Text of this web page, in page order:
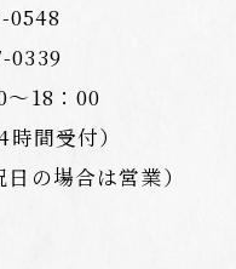
0548
0339
18：00
間受付）
の場合は営業）